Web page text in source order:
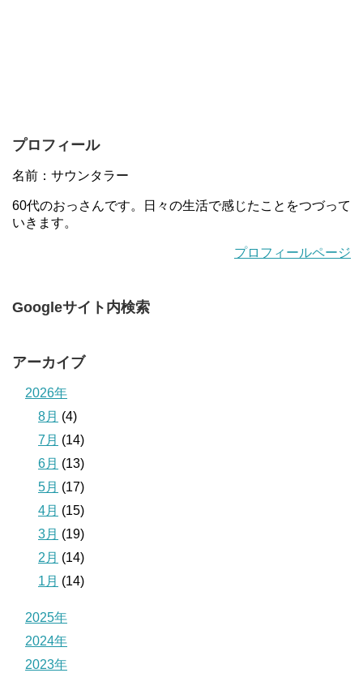
プロフィール
名前：サウンタラー
60代のおっさんです。日々の生活で感じたことをつづって
いきます。
プロフィールページ
Googleサイト内検索
アーカイブ
2026年
8月 (4)
7月 (14)
6月 (13)
5月 (17)
4月 (15)
3月 (19)
2月 (14)
1月 (14)
2025年
2024年
2023年